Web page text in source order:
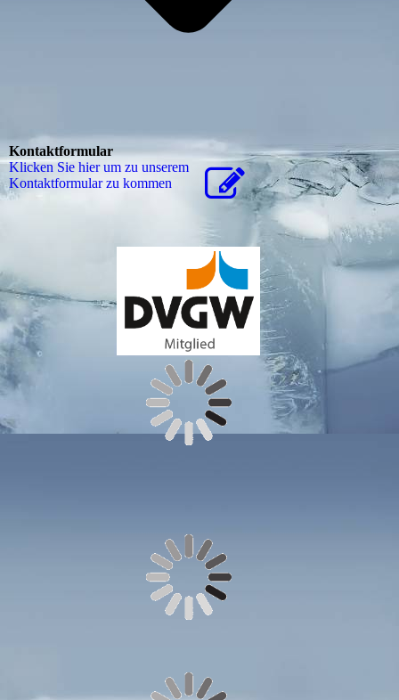
Kontaktformular
Klicken Sie hier um zu unserem
Kon­takt­for­mu­lar zu kommen